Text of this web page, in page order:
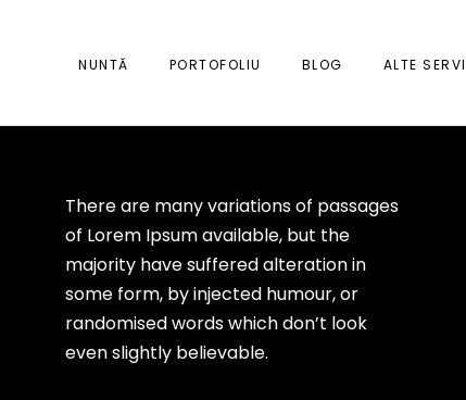
NUNTĂ PORTOFOLIU BLOG ALTE
There are many variations of passages
of Lorem Ipsum available, but the
majority have suffered alteration in
some form, by injected humour, or
randomised words which don’t look
even slightly believable.